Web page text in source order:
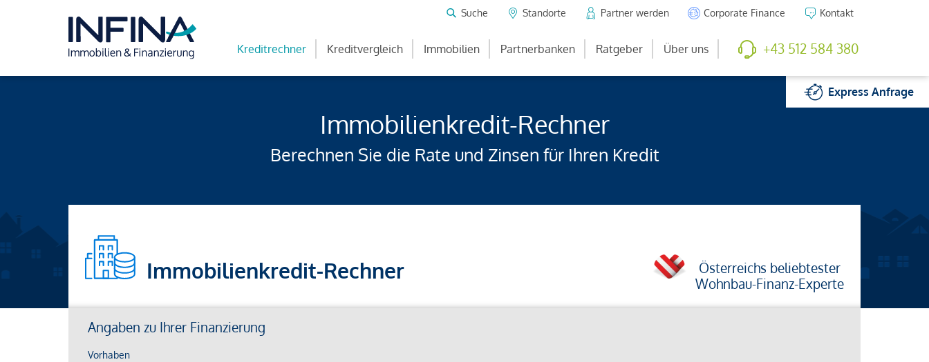
Suche Standorte Partner werden Corporate Finance Kontakt
Kreditrechner Kreditvergleich Immobilien Partnerbanken Ratgeber Über uns +43 512 584 380
ExpressAnfrage
Immobilienkredit-Rechner
Berechnen Sie die Rate und Zinsen für Ihren Kredit
Immobilienkredit-Rechner
Österreichs beliebtester
Wohnbau-Finanz-Experte